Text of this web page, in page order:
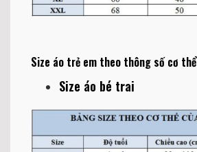
Size áo trẻ em theo thông số cơ thể
Size áo bé trai